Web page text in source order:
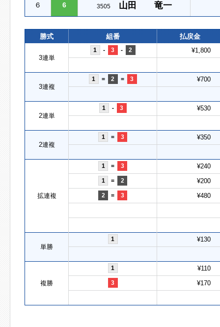
６ 6 3505 山田 竜一
勝式 組番 払戻金
3連単
1 - 3 - 2 ¥1,800
3連複
1 = 2 = 3 ¥700
2連単
1 - 3 ¥530
2連複
1 = 3 ¥350
拡連複
1 = 3 ¥240
1 = 2 ¥200
2 = 3 ¥480
単勝
1 ¥130
複勝
1 ¥110
3 ¥170